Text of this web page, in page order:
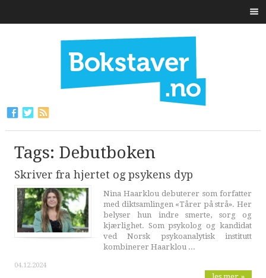
Tags: Debutboken
Skriver fra hjertet og psykens dyp
Nina Haarklou debuterer som forfatter
med diktsamlingen «Tårer på strå». Her
belyser hun indre smerte, sorg og
kjærlighet. Som psykolog og kandidat
ved Norsk psykoanalytisk institutt
kombinerer Haarklou ...
04.12.2024